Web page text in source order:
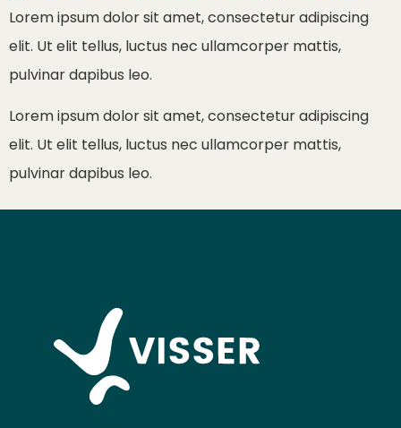
Lorem ipsum dolor sit amet, consectetur adipiscing
elit. Ut elit tellus, luctus nec ullamcorper mattis,
pulvinar dapibus leo.
Lorem ipsum dolor sit amet, consectetur adipiscing
elit. Ut elit tellus, luctus nec ullamcorper mattis,
pulvinar dapibus leo.